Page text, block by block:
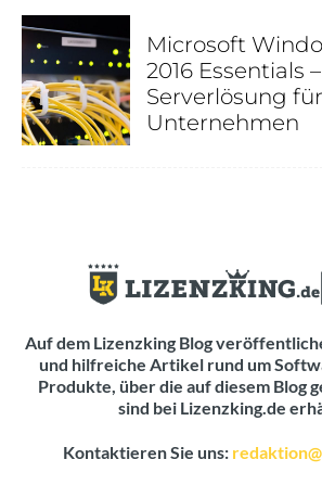
Microsoft
2016 Essentials –
Serverlösung
Unternehmen
Auf dem Lizenzking Blog
und hilfreiche Artikel rund um
Produkte, über die auf diesem Blog
sind bei Lizenzking.de
Kontaktieren Sie uns: